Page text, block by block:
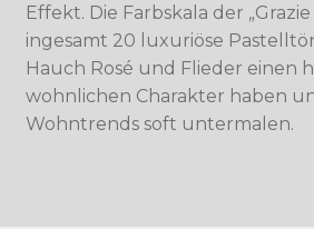
Effekt. Die Farbskala der
ingesamt 20 luxuriöse
Hauch Rosé und Flieder einen
wohnlichen Charakter haben
Wohntrends soft untermalen.